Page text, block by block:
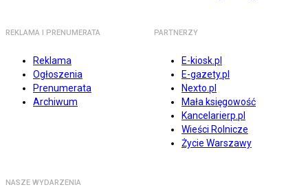
REKLAMA I PRENUMERATA
Reklama
Ogłoszenia
Prenumerata
Archiwum
PARTNERZY
E-kiosk.pl
E-gazety.pl
Nexto.pl
Mała księgowość
Kancelarierp.pl
Wieści Rolnicze
Życie Warszawy
NASZE WYDARZENIA